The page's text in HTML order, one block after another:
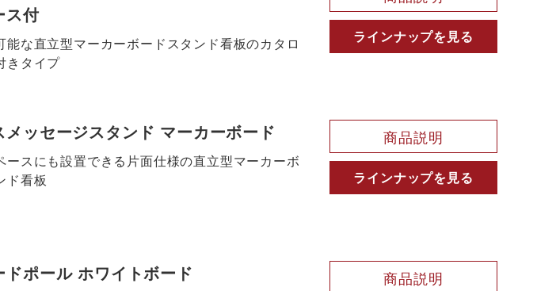
ス付
能な直立型マーカーボードスタンド看板のカタロ
きタイプ
ラインナップを見る
メッセージスタンド マーカーボード
ースにも設置できる片面仕様の直立型マーカーボ
ド看板
商品説明
ラインナップを見る
ドポール ホワイトボード 商品説明